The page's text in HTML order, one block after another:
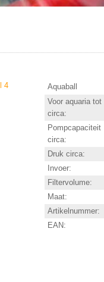
Aquaball
Voor aquaria tot
circa:
Pompcapaciteit
circa:
Druk circa:
Invoer:
Filtervolume:
Maat:
Artikelnummer:
EAN: